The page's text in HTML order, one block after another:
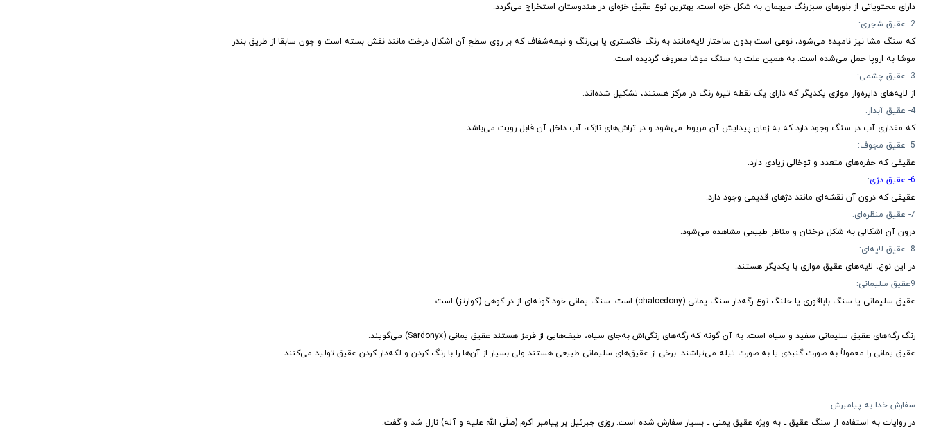
دارای محتویاتی از بلورهای سبزرنگ میهمان به شکل خزه است. بهترین نوع عقیق خزه‌ای در هندوستان استخراج می‌گردد.
2- عقیق شجری:
که سنگ مشا نیز نامیده می‌شود، نوعی است بدون ساختار لایه‌مانند به رنگ خاکستری یا بی‌رنگ و نیمه‌شفاف که بر روی سطح آن اشکال درخت مانند نقش بسته است و چون سابقا از طریق بندر
موشا به اروپا حمل می‌شده است. به همین علت به سنگ موشا معروف گردیده است.
3- عقیق چشمی:
از لایه‌های دایره‌وار موازی یکدیگر که دارای یک نقطه تیره رنگ در مرکز هستند، تشکیل شده‌اند.
4- عقیق آبدار:
که مقداری آب در سنگ وجود دارد که به زمان پیدایش آن مربوط می‌شود و در تراش‌های نازک، آب داخل آن قابل رویت می‌باشد.
5- عقیق مجوف:
عقیقی که حفره‌های متعدد و توخالی زیادی دارد.
6- عقیق دژی
:
عقیقی که درون آن نقشه‌ای مانند دژهای قدیمی وجود دارد.
7- عقیق منظره‌ای:
درون آن اشکالی به شکل درختان و مناظر طبیعی مشاهده می‌شود.
8- عقیق لایه‌ای:
در این نوع، لایه‌های عقیق موازی با یکدیگر هستند.
9عقیق سلیمانی:
عقیق سلیمانی یا سنگ باباقوری یا خلنگ نوع رگه‌دار سنگ یمانی (chalcedony) است. سنگ یمانی خود گونه‌ای از در کوهی (کوارتز) است.
رنگ رگه‌های عقیق سلیمانی سفید و سیاه است. به آن گونه که رگه‌های رنگی‌اش به‌جای سیاه، طیف‌هایی از قرمز هستند عقیق یمانی (Sardonyx) می‌گویند.
عقیق یمانی را معمولاً به صورت گنبدی یا به صورت تیله می‌تراشند. برخی از عقیق‌های سلیمانی طبیعی هستند ولی بسیار از آن‌ها را با رنگ کردن و لکه‌دار کردن عقیق تولید می‌کنند.
سفارش خدا به پیامبرش
در روایات به استفاده از سنگ عقیق ــ به ویژه عقیق یمنی ــ بسیار سفارش شده است. روزی جبرئیل بر پیامبر اکرم (صلّی الله علیه و آله) نازل شد و گفت: